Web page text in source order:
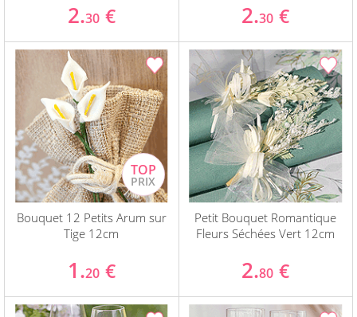
2.30 € 2.30 €
Bouquet 12 Petits Arum sur
Tige 12cm
1.20 €
Petit Bouquet Romantique
Fleurs Séchées Vert 12cm
2.80 €